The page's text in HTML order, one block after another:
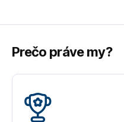
Prečo práve my?